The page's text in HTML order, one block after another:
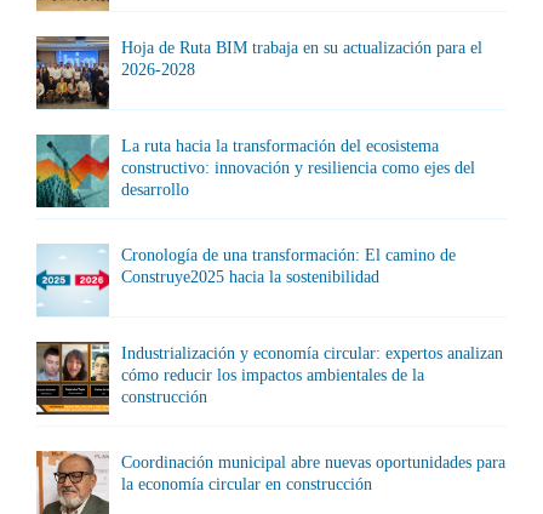
Hoja de Ruta BIM trabaja en su actualización para el
2026-2028
La ruta hacia la transformación del ecosistema
constructivo: innovación y resiliencia como ejes del
desarrollo
Cronología de una transformación: El camino de
Construye2025 hacia la sostenibilidad
Industrialización y economía circular: expertos analizan
cómo reducir los impactos ambientales de la
construcción
Coordinación municipal abre nuevas oportunidades para
la economía circular en construcción